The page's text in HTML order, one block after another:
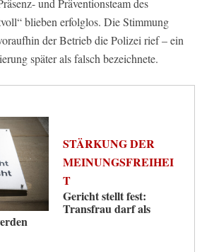
und Präventionsteam des
blieben erfolglos. Die Stimmung
der Betrieb die Polizei rief – ein
später als falsch bezeichnete.
STÄRKUNG DER
MEINUNGSFREIHEI
T
Gericht stellt fest:
Transfrau darf als